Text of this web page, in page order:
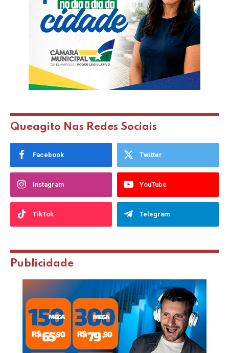
Queagito Nas Redes Sociais
Facebook Twitter
Instagram YouTube
TikTok Telegram
Publicidade